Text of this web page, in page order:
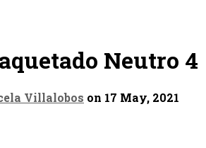
Neutro 4
Villalobos on 17 May, 2021